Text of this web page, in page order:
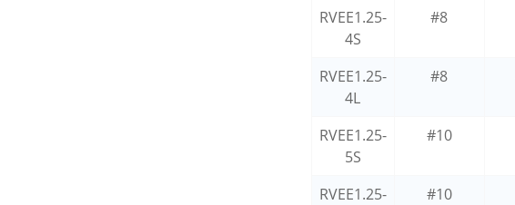
RVEE1.25-
4S
#8
RVEE1.25-
4L
#8
RVEE1.25-
5S
#10
RVEE1.25-
#10